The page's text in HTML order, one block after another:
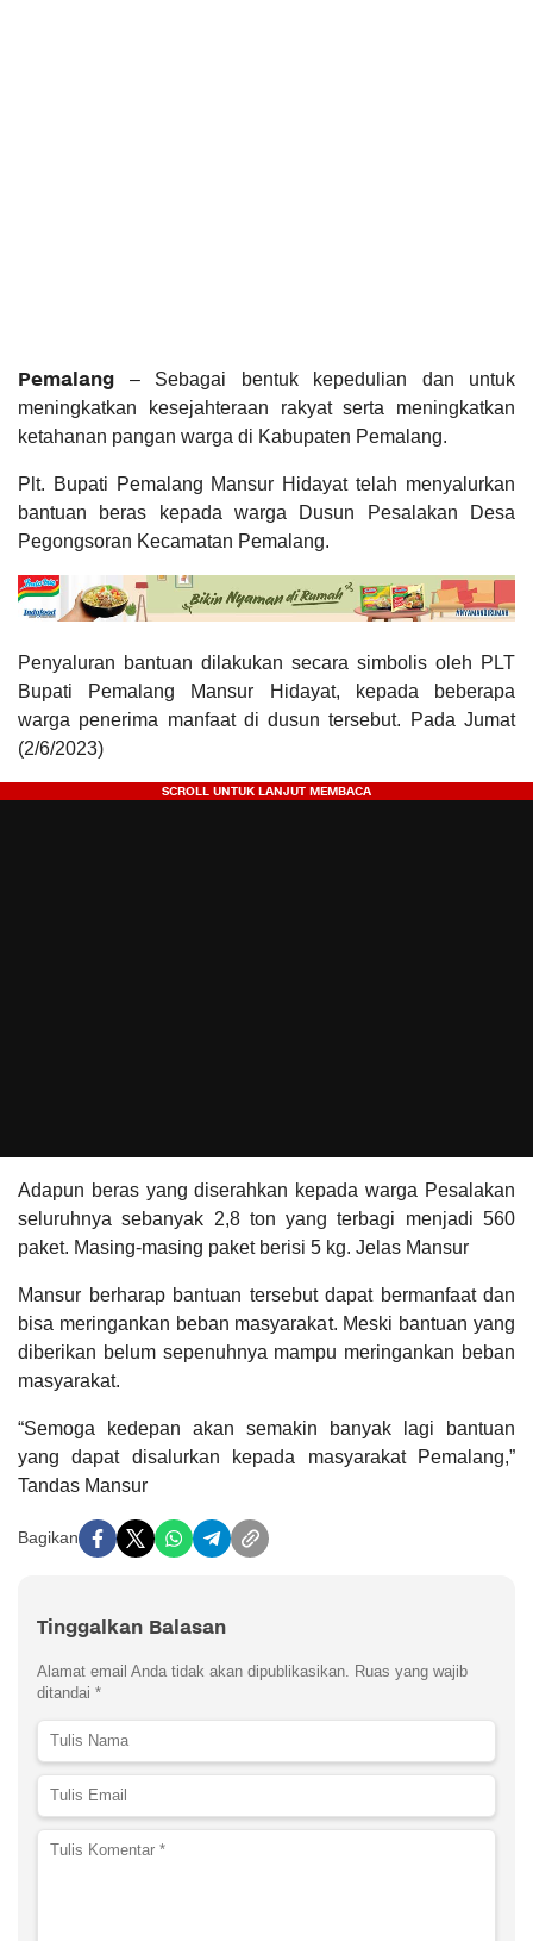
Pemalang – Sebagai bentuk kepedulian dan untuk
meningkatkan kesejahteraan rakyat serta meningkatkan
ketahanan pangan warga di Kabupaten Pemalang.
Plt. Bupati Pemalang Mansur Hidayat telah menyalurkan
bantuan beras kepada warga Dusun Pesalakan Desa
Pegongsoran Kecamatan Pemalang.
Penyaluran bantuan dilakukan secara simbolis oleh PLT
Bupati Pemalang Mansur Hidayat, kepada beberapa
warga penerima manfaat di dusun tersebut. Pada Jumat
(2/6/2023)
Adapun beras yang diserahkan kepada warga Pesalakan
seluruhnya sebanyak 2,8 ton yang terbagi menjadi 560
paket. Masing-masing paket berisi 5 kg. Jelas Mansur
Mansur berharap bantuan tersebut dapat bermanfaat dan
bisa meringankan beban masyarakat. Meski bantuan yang
diberikan belum sepenuhnya mampu meringankan beban
masyarakat.
“Semoga kedepan akan semakin banyak lagi bantuan
yang dapat disalurkan kepada masyarakat Pemalang,”
Tandas Mansur
Bagikan
Tinggalkan Balasan
Alamat email Anda tidak akan dipublikasikan. Ruas yang wajib
ditandai *